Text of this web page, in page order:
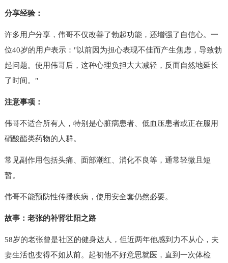
分享经验：
许多用户分享，伟哥不仅改善了勃起功能，还增强了自信心。一
位40岁的用户表示："以前因为担心表现不佳而产生焦虑，导致勃
起问题。使用伟哥后，这种心理负担大大减轻，反而自然地延长
了时间。"
注意事项：
伟哥不适合所有人，特别是心脏病患者、低血压患者或正在服用
硝酸酯类药物的人群。
常见副作用包括头痛、面部潮红、消化不良等，通常轻微且短
暂。
伟哥不能预防性传播疾病，使用安全套仍然必要。
故事：老张的补肾壮阳之路
58岁的老张曾是社区的健身达人，但近两年他感到力不从心，夫
妻生活也变得不如从前。起初他不好意思就医，直到一次体检